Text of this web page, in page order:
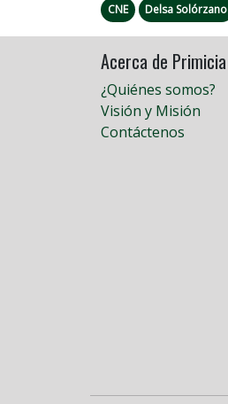
CNE Delsa Solórzano
Acerca de Primicia
¿Quiénes somos?
Visión y Misión
Contáctenos